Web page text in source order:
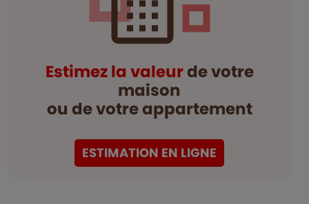
Estimez la valeurde votre
maison
ou de votre appartement
ESTIMATION EN LIGNE